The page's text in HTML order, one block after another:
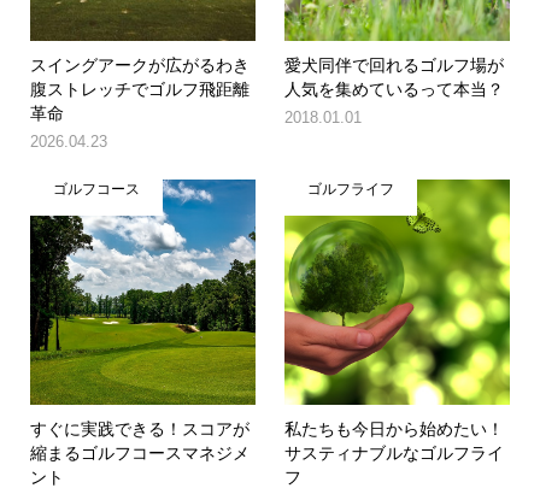
スイングアークが広がるわき
腹ストレッチでゴルフ飛距離
革命
2026.04.23
愛犬同伴で回れるゴルフ場が
人気を集めているって本当？
2018.01.01
ゴルフコース
すぐに実践できる！スコアが
縮まるゴルフコースマネジメ
ント
ゴルフライフ
私たちも今日から始めたい！
サスティナブルなゴルフライ
フ